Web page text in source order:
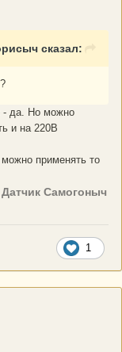
сказал:
- да. Но можно
и на 220В
применять то
Самогоныч
1